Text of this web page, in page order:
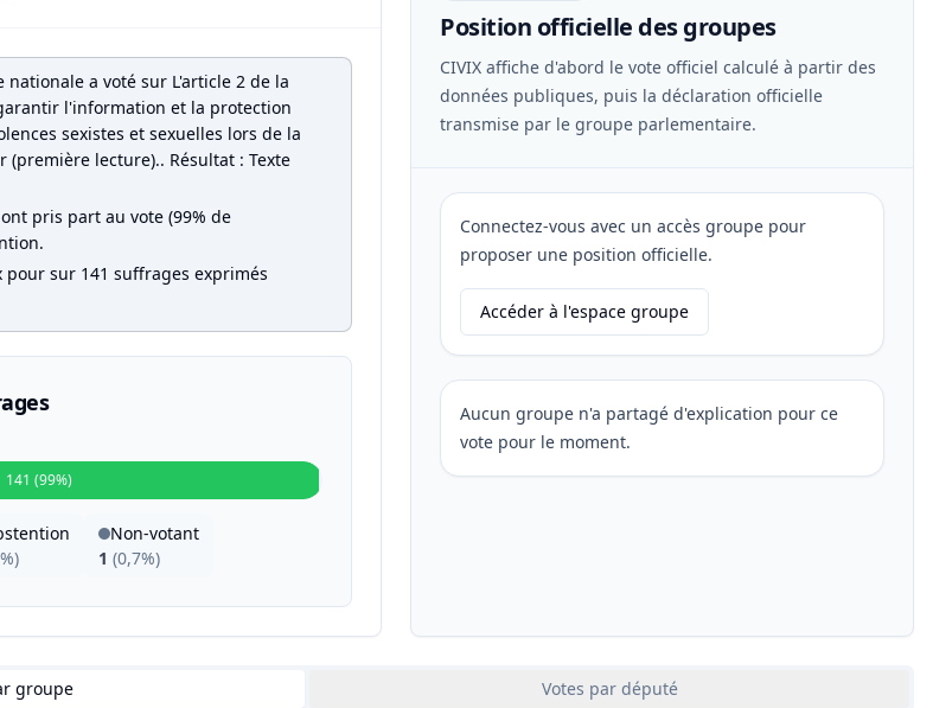
nationale a voté sur L'article 2 de la
l'information et la protection
sexistes et sexuelles lors de la
lecture).. Résultat : Texte
pris part au vote (99% de
pour sur 141 suffrages exprimés
141 (99%)
)
Non-votant
1 (0,7%)
Position officielle des groupes
CIVIX affiche d'abord le vote officiel calculé à partir des
données publiques, puis la déclaration officielle
transmise par le groupe parlementaire.
Connectez-vous avec un accès groupe pour
proposer une position officielle.
Accéder à l'espace groupe
Aucun groupe n'a partagé d'explication pour ce
vote pour le moment.
groupe Votes par député